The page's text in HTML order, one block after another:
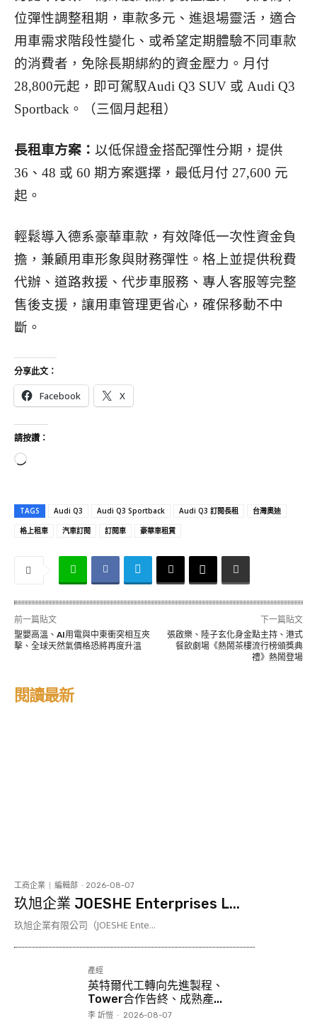
位彈性調整租期，車款多元、進退場靈活，適合
用車需求階段性變化、或希望定期體驗不同車款
的消費者，免除長期綁約的資金壓力。月付
28,800元起，即可駕馭Audi Q3 SUV 或 Audi Q3
Sportback。（三個月起租）
長租車方案： 以低保證金搭配彈性分期，提供
36、48 或 60 期方案選擇，最低月付 27,600 元
起。
輕鬆導入德系豪華車款，有效降低一次性資金負
擔，兼顧用車形象與財務彈性。格上並提供稅費
代辦、道路救援、代步車服務、專人客服等完整
售後支援，讓用車管理更省心，確保移動不中
斷。
分享此文：
Facebook X
請按讚：
正
入
.
.
TAGS Audi Q3 Audi Q3 Sportback Audi Q3 訂閱長租
台灣奧迪
格上租車
汽車訂閱 訂閱車 豪華車租賃
前一篇貼文
聖嬰高溫、AI用電與中東衝突相互夾
擊、全球天然氣價格恐將再度升溫
下一篇貼文
張啟樂、陸子玄化身金點主持、港式
餐飲劇場《熱鬧茶樓流行榜頒獎典
禮》熱鬧登場
閱讀最新
工商企業 編輯部 - 2026-08-07
玖旭企業 JOESHE Enterprises L...
玖旭企業有限公司（JOESHE Ente...
產經
英特爾代工轉向先進製程、
Tower合作告終、成熟產...
李 訢愷 - 2026-08-07